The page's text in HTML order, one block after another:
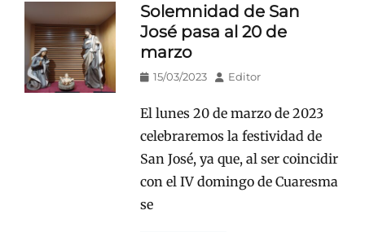
Solemnidad de San
José pasa al 20 de
marzo
Publicado
15/03/2023 AutorEditor
El lunes 20 de marzo de 2023
celebraremos la festividad de
San José, ya que, al ser coincidir
con el IV domingo de Cuaresma
se